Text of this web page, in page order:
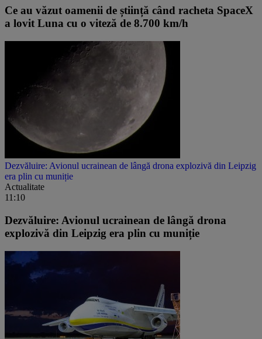
Ce au văzut oamenii de știință când racheta SpaceX
a lovit Luna cu o viteză de 8.700 km/h
Dezvăluire: Avionul ucrainean de lângă drona explozivă din Leipzig
era plin cu muniție
Actualitate
11:10
Dezvăluire: Avionul ucrainean de lângă drona
explozivă din Leipzig era plin cu muniție